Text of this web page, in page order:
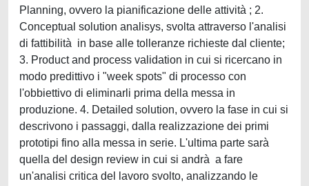
Planning, ovvero la pianificazione delle attività ; 2.
Conceptual solution analisys, svolta attraverso l'analisi
di fattibilità in base alle tolleranze richieste dal cliente;
3. Product and process validation in cui si ricercano in
modo predittivo i "week spots" di processo con
l'obbiettivo di eliminarli prima della messa in
produzione. 4. Detailed solution, ovvero la fase in cui si
descrivono i passaggi, dalla realizzazione dei primi
prototipi fino alla messa in serie. L'ultima parte sarà
quella del design review in cui si andrà a fare
un'analisi critica del lavoro svolto, analizzando le